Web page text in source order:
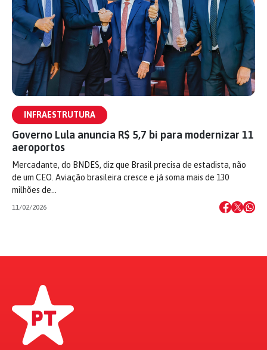
INFRAESTRUTURA
Governo Lula anuncia R$ 5,7 bi para modernizar 11
aeroportos
Mercadante, do BNDES, diz que Brasil precisa de estadista, não
de um CEO. Aviação brasileira cresce e já soma mais de 130
milhões de…
11/02/2026